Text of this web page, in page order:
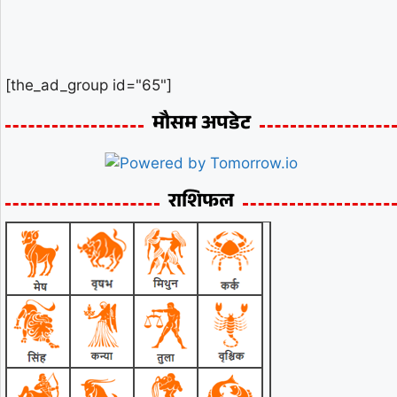
[the_ad_group id="65"]
मौसम अपडेट
राशिफल